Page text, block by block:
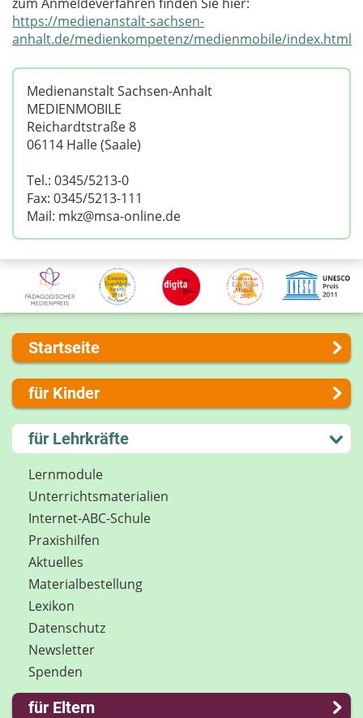
https://medienanstalt-sachsen-
anhalt.de/medienkompetenz/medienmobile/index.html
Medienanstalt Sachsen-Anhalt
MEDIENMOBILE
Reichardtstraße 8
06114 Halle (Saale)
Tel.: 0345/5213-0
Fax: 0345/5213-111
Mail: mkz@msa-online.de
Startseite
Über uns
Presse
Kontakt
Impressum
Internet-ABC Sitemap
Barrierefreiheit
Länderprojekte
für Kinder
Lernen und Schule
Hobby und Freizeit
Spiel und Spaß
Mitreden und Mitmachen
Lexikon
Datenschutz
Newsletter
für Lehrkräfte
Lernmodule
Unterrichts­materialien
Internet-ABC-Schule
Praxishilfen
Aktuelles
Materialbestellung
Lexikon
Datenschutz
Newsletter
Spenden
für Eltern